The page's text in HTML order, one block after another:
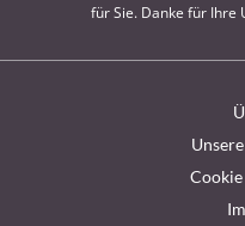
für Sie. Danke für Ihre